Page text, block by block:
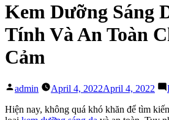
Kem Dưỡng Sáng
Tính Và An Toàn
Cảm
Posted
admin April 4, 2022April 4, 2022
Hiện nay, không quá khó khăn để tìm